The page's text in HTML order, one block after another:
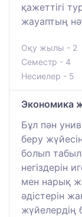
қажеттігі
жауаптың
Оқу жылы - 2
Семестр - 4
Несиелер - 5
Экономика
Бұл пән
беру
болып
негіздерін
мен нарық
әдістерін
жүйелердің